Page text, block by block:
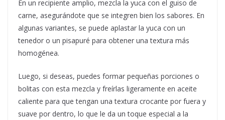
En un recipiente amplio, mezcla la yuca con el guiso de
carne, asegurándote que se integren bien los sabores. En
algunas variantes, se puede aplastar la yuca con un
tenedor o un pisapuré para obtener una textura más
homogénea.
Luego, si deseas, puedes formar pequeñas porciones o
bolitas con esta mezcla y freírlas ligeramente en aceite
caliente para que tengan una textura crocante por fuera y
suave por dentro, lo que le da un toque especial a la